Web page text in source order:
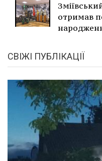
отримав
СВІЖІ ПУБЛІКАЦІЇ